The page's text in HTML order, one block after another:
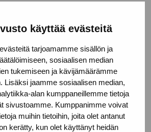
käyttää evästeitä
tarjoamamme sisällön ja
sosiaalisen median
tukemiseen ja kävijämäärämme
Lisäksi jaamme sosiaalisen median,
alan kumppaneillemme tietoja
sivustoamme. Kumppanimme voivat
muihin tietoihin, joita olet antanut
kerätty, kun olet käyttänyt heidän